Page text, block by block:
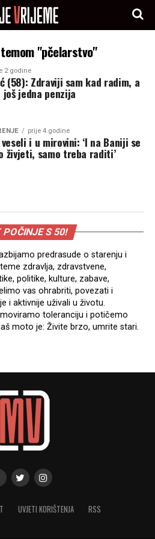
"pčelarstvo"
2 godine
(58): Zdraviji sam kad radim, a
jedna penzija
prije 4 godine
i u mirovini: ‘I na Baniji se
živjeti, samo treba raditi’
POČINJE S 50!
predrasude o starenju i
zdravlja, zdravstvene,
politike, kulture, zabave,
vas ohrabriti, povezati i
i aktivnije uživali u životu.
toleranciju i potičemo
moto je: Živite brzo, umrite stari.
UVJETI KORIŠTENJA RSS